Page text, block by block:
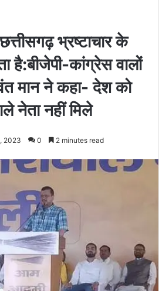
भ्रष्टाचार के
है:बीजेपी-कांग्रेस वालों
मान ने कहा- देश को
नेता नहीं मिले
2023 0 2 minutes read